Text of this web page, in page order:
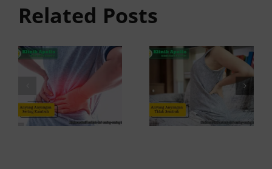
Related Posts
Sering
Kambuh
dan Cara
Atasinya
Penyebab
dan
Solusinya